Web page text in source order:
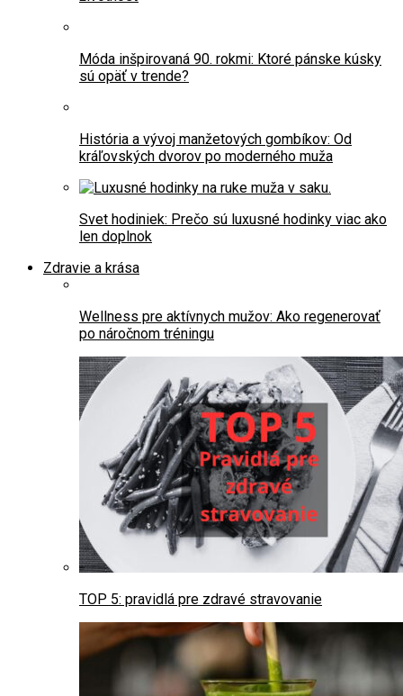
Móda inšpirovaná 90. rokmi: Ktoré pánske kúsky
sú opäť v trende?
História a vývoj manžetových gombíkov: Od
kráľovských dvorov po moderného muža
Svet hodiniek: Prečo sú luxusné hodinky viac ako
len doplnok
Zdravie a krása
Wellness pre aktívnych mužov: Ako regenerovať
po náročnom tréningu
TOP 5: pravidlá pre zdravé stravovanie